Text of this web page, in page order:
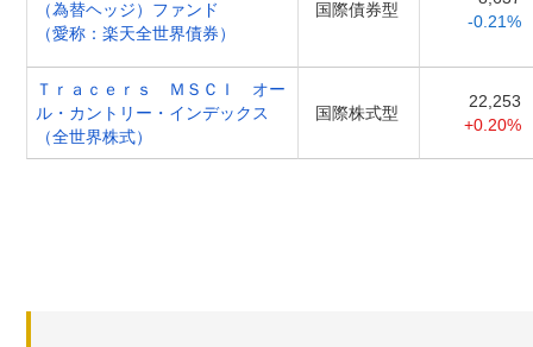
（為替ヘッジ）ファンド
（愛称：楽天全世界債券）
国際債券型
-0.21%
Ｔｒａｃｅｒｓ ＭＳＣＩ オー
ル・カントリー・インデックス
（全世界株式）
国際株式型
22,253
+0.20%